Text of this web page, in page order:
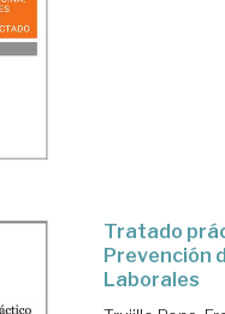
Tratado
Prevención
Laborales